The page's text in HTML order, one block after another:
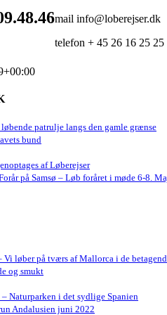
patrulje langs den gamle grænse
bund
af Løberejser
på Samsø – Løb foråret i møde 6-8.
løber på tværs af Mallorca i de
og smukt
Naturparken i det sydlige Spanien
Andalusien juni 2022
mail info@loberejser.dk
telefon + 45 26 16 25 25